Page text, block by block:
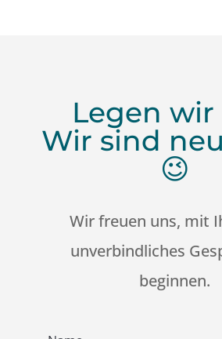
Legen wir
Wir sind
😉
Wir freuen uns, mit
unverbindliches
beginnen.